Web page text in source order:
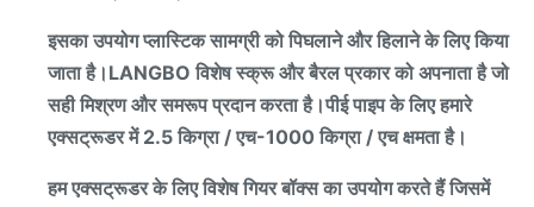
इसका उपयोग प्लास्टिक सामग्री को पिघलाने और हिलाने के लिए किया
जाता है।LANGBO विशेष स्क्रू और बैरल प्रकार को अपनाता है जो
सही मिश्रण और समरूप प्रदान करता है।पीई पाइप के लिए हमारे
एक्सट्रूडर में 2.5 किग्रा / एच-1000 किग्रा / एच क्षमता है।
हम एक्सट्रूडर के लिए विशेष गियर बॉक्स का उपयोग करते हैं जिसमें